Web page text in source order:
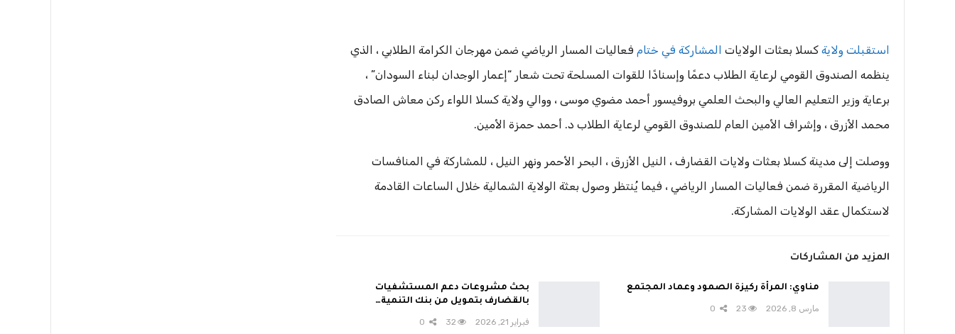
استقبلت ولاية كسلا بعثات الولايات المشاركة في ختام فعاليات المسار الرياضي ضمن مهرجان الكرامة الطلابي ، الذي
ينظمه الصندوق القومي لرعاية الطلاب دعمًا وإسنادًا للقوات المسلحة تحت شعار “إعمار الوجدان لبناء السودان” ،
برعاية وزير التعليم العالي والبحث العلمي بروفيسور أحمد مضوي موسى ، ووالي ولاية كسلا اللواء ركن معاش الصادق
محمد الأزرق ، وإشراف الأمين العام للصندوق القومي لرعاية الطلاب د. أحمد حمزة الأمين.
ووصلت إلى مدينة كسلا بعثات ولايات القضارف ، النيل الأزرق ، البحر الأحمر ونهر النيل ، للمشاركة في المنافسات
الرياضية المقررة ضمن فعاليات المسار الرياضي ، فيما يُنتظر وصول بعثة الولاية الشمالية خلال الساعات القادمة
لاستكمال عقد الولايات المشاركة.
المزيد من المشاركات
مناوي: المرأة ركيزة الصمود وعماد المجتمع
مارس 8, 2026 23
بحث مشروعات دعم المستشفيات
بالقضارف بتمويل من بنك التنمية…
فبراير 21, 2026 32